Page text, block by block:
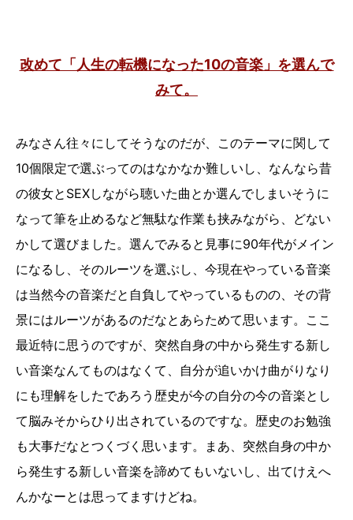
改めて「人生の転機になった10の音楽」を選んで
みて。
みなさん往々にしてそうなのだが、このテーマに関して
10個限定で選ぶってのはなかなか難しいし、なんなら昔
の彼女とSEXしながら聴いた曲とか選んでしまいそうに
なって筆を止めるなど無駄な作業も挟みながら、どない
かして選びました。選んでみると見事に90年代がメイン
になるし、そのルーツを選ぶし、今現在やっている音楽
は当然今の音楽だと自負してやっているものの、その背
景にはルーツがあるのだなとあらためて思います。ここ
最近特に思うのですが、突然自身の中から発生する新し
い音楽なんてものはなくて、自分が追いかけ曲がりなり
にも理解をしたであろう歴史が今の自分の今の音楽とし
て脳みそからひり出されているのですな。歴史のお勉強
も大事だなとつくづく思います。まあ、突然自身の中か
ら発生する新しい音楽を諦めてもいないし、出てけえへ
んかなーとは思ってますけどね。